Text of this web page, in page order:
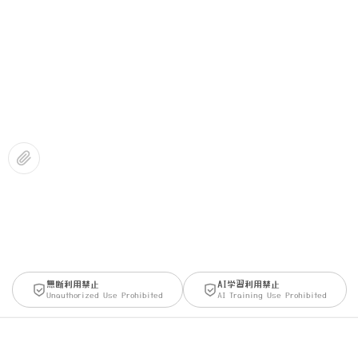
無断利用禁止
Unauthorized Use Prohibited
AI学習利用禁止
AI Training Use Prohibited